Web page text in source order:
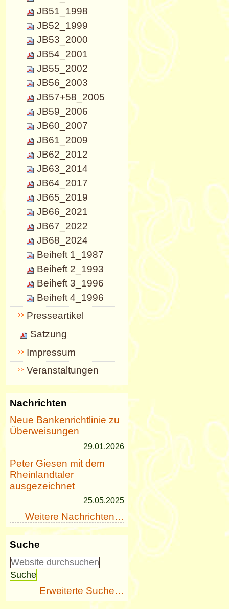
JB51_1998
JB52_1999
JB53_2000
JB54_2001
JB55_2002
JB56_2003
JB57+58_2005
JB59_2006
JB60_2007
JB61_2009
JB62_2012
JB63_2014
JB64_2017
JB65_2019
JB66_2021
JB67_2022
JB68_2024
Beiheft 1_1987
Beiheft 2_1993
Beiheft 3_1996
Beiheft 4_1996
Presseartikel
Satzung
Impressum
Veranstaltungen
Nachrichten
Neue Bankenrichtlinie zu
Überweisungen
29.01.2026
Peter Giesen mit dem
Rheinlandtaler
ausgezeichnet
25.05.2025
Weitere Nachrichten…
Suche
Erweiterte Suche…